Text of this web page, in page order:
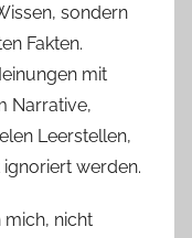
sondern
Fakten.
mit
Narrative,
Leerstellen,
werden.
mich, nicht